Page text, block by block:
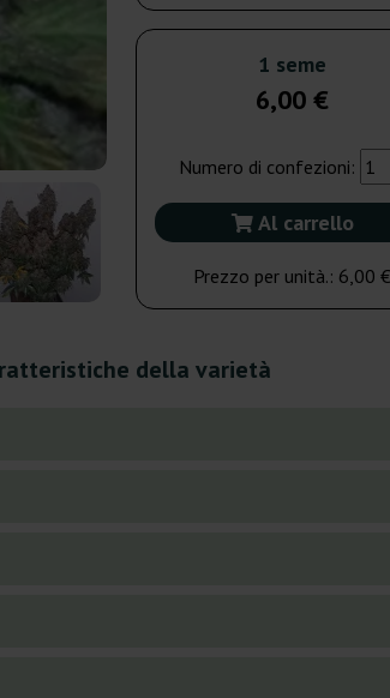
1 seme
6,00 €
Numero di confezioni:
Al carrello
Prezzo per unità.: 6,00 €
della varietà